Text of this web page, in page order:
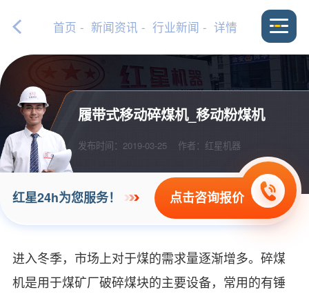
首页 - 新闻资讯 - 行业新闻 - 详情
履带式移动碎煤机_移动粉煤机
发布时间：2019-03-25 作者：红星机器
红星24h为您服务！ 点击咨询报价
进入冬季，市场上对于煤的需求量逐渐增多。碎煤
机是用于煤矿厂破碎煤块的主要设备，常用的有锤